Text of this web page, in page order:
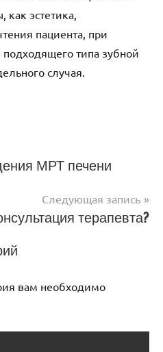
как эстетика,
пациента, при
типа зубной
случая.
МРТ печени
Следующая запись
терапевта?
вам необходимо